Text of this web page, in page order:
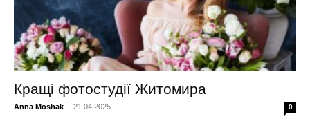
Кращі фотостудії Житомира
Anna Moshak - 21.04.2025 0